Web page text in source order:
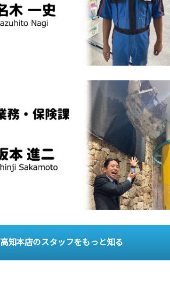
高知本店のスタッフをもっと知る